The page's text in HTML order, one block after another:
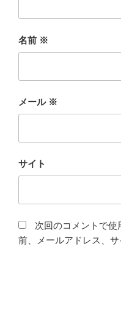
名前 ※
メール ※
サイト
次回のコメントで使
前、メールアドレス、サ